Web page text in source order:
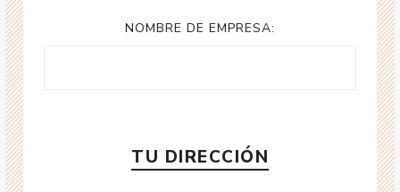
NOMBRE DE EMPRESA:
TU DIRECCIÓN